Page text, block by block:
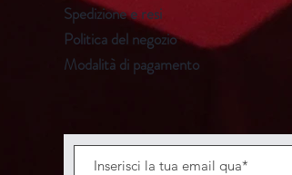
Spedizione e resi
Politica del negozio
Modalità di pagamento